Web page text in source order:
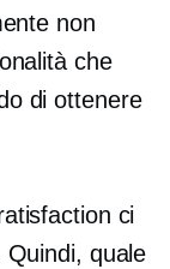
non
che
di ottenere
ci
quale